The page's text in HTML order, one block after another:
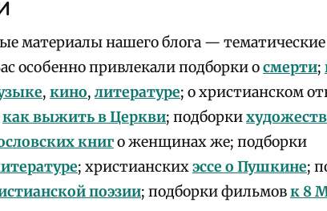
материалы нашего блога —
особенно привлекали подборки осмерти;
, кино, литературе; о христианском
как выжить в Церкви; подборки
книго женщинах же; подборки
; христианскихэссе о Пушкине;
поэзии; подборки фильмовк 8